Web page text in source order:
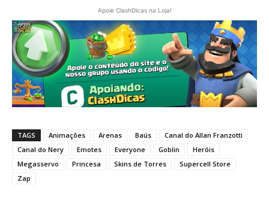
Apoie ClashDicas na Loja!
TAGS Animações Arenas Baús
Canal do Allan Franzotti
Canal do Nery
Emotes Everyone Goblin
Heróis
Megasservo
Princesa Skins de Torres
Supercell Store
Zap